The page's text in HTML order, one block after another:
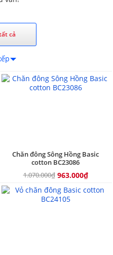
cả
Chăn đông Sông Hồng Basic
cotton BC23086
1.070.000₫ 963.000₫